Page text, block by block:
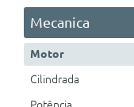
Mecanica
Motor
Cilindrada